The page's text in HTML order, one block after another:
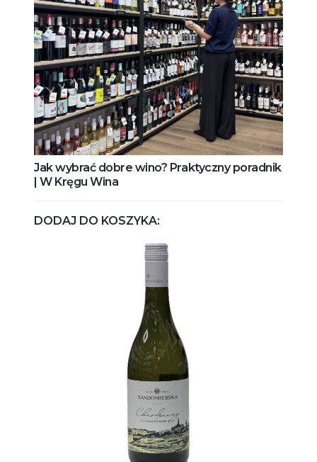
Jak wybrać dobre wino? Praktyczny poradnik
| W Kręgu Wina
DODAJ DO KOSZYKA: